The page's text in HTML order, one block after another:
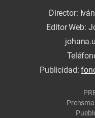
Director:
Editor Web:
Publicidad: